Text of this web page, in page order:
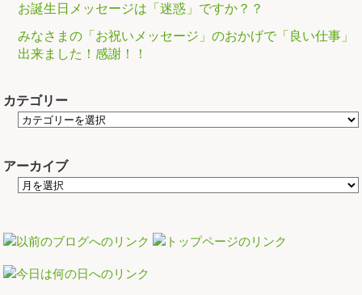
お誕生日メッセージは「迷惑」ですか？？
みなさまの「お祝いメッセージ」のおかげで「良い仕事」
出来ました！感謝！！
カテゴリー
アーカイブ